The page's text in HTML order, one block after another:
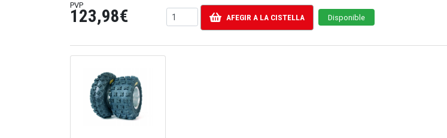
PVP
123,98€ AFEGIR A LA CISTELLA Disponible